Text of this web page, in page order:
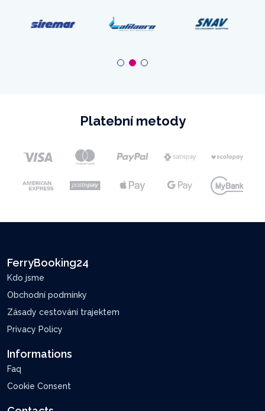
Platební metody
FerryBooking24
Kdo jsme
Obchodní podmínky
Zásady cestování trajektem
Privacy Policy
Informations
Faq
Cookie Consent